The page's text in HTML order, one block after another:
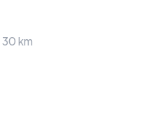
30km